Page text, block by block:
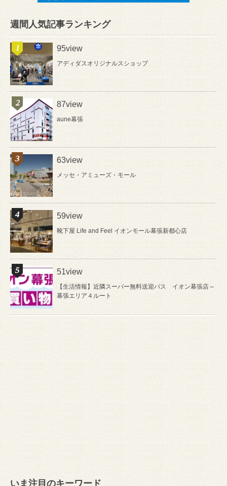
週間人気記事ランキング
95view
アディダスオリジナルスショップ
87view
aune幕張
63view
メッセ・アミューズ・モール
59view
靴下屋 Life and Feel イオンモール幕張新都心店
51view
【生活情報】近隣スーパー無料送迎バス イオン幕張店～
幕張エリア４ルート
いま注目のキーワード